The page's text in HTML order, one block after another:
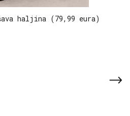
haljina (79,99 eura)